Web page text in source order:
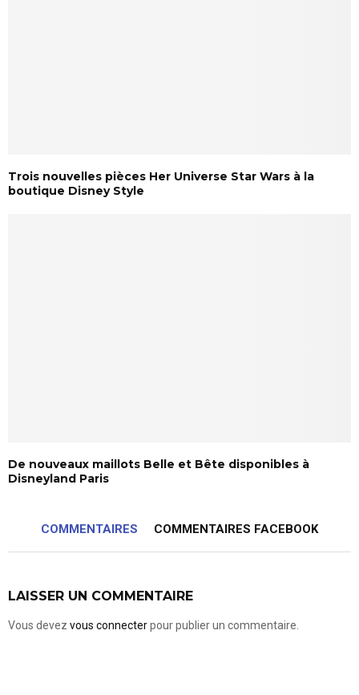
Trois nouvelles pièces Her Universe Star Wars à la
boutique Disney Style
De nouveaux maillots Belle et Bête disponibles à
Disneyland Paris
COMMENTAIRES COMMENTAIRES FACEBOOK
LAISSER UN COMMENTAIRE
Vous devez vous connecterpour publier un commentaire.